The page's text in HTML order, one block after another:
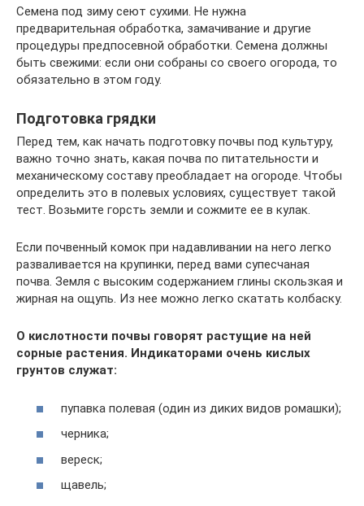
Семена под зиму сеют сухими. Не нужна
предварительная обработка, замачивание и другие
процедуры предпосевной обработки. Семена должны
быть свежими: если они собраны со своего огорода, то
обязательно в этом году.
Подготовка грядки
Перед тем, как начать подготовку почвы под культуру,
важно точно знать, какая почва по питательности и
механическому составу преобладает на огороде. Чтобы
определить это в полевых условиях, существует такой
тест. Возьмите горсть земли и сожмите ее в кулак.
Если почвенный комок при надавливании на него легко
разваливается на крупинки, перед вами супесчаная
почва. Земля с высоким содержанием глины скользкая и
жирная на ощупь. Из нее можно легко скатать колбаску.
О кислотности почвы говорят растущие на ней
сорные растения. Индикаторами очень кислых
грунтов служат:
пупавка полевая (один из диких видов ромашки);
черника;
вереск;
щавель;